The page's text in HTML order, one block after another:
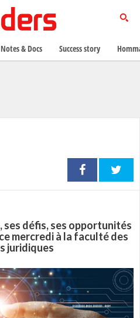
ses défis, ses opportunités
mercredi à la faculté des
juridiques
Notes & Docs Success story